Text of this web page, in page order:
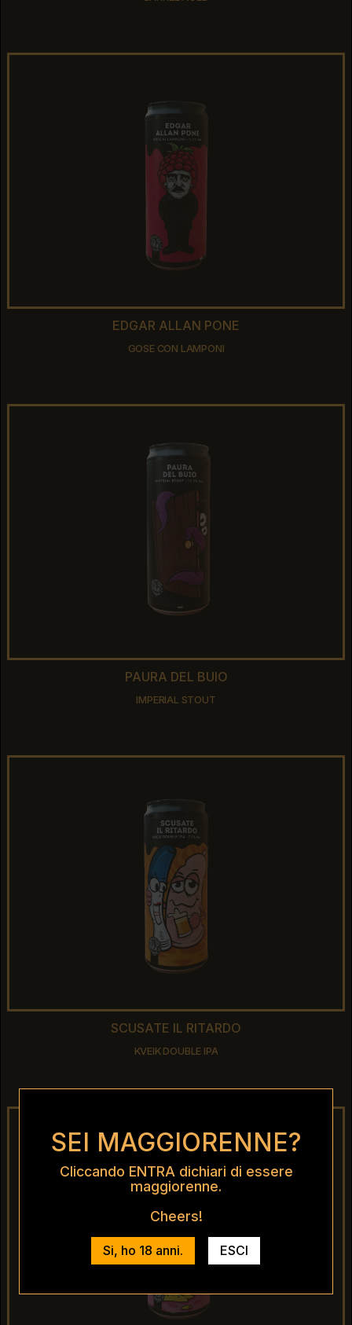
EDGAR ALLAN PONE
EDGAR ALLAN PONE
GOSE CON LAMPONI
PAURA DEL BUIO
PAURA DEL BUIO
IMPERIAL STOUT
SCUSATE IL RITARDO
SCUSATE IL RITARDO
KVEIK DOUBLE IPA
SEI MAGGIORENNE?
Cliccando ENTRA dichiari di essere
maggiorenne.
Cheers!
Si, ho 18 anni. ESCI